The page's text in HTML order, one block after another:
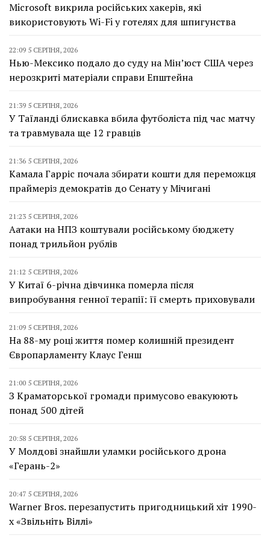
Microsoft викрила російських хакерів, які
використовують Wi-Fi у готелях для шпигунства
22:09 5 СЕРПНЯ, 2026
Нью-Мексико подало до суду на Мін’юст США через
нерозкриті матеріали справи Епштейна
21:39 5 СЕРПНЯ, 2026
У Таїланді блискавка вбила футболіста під час матчу
та травмувала ще 12 гравців
21:36 5 СЕРПНЯ, 2026
Камала Гарріс почала збирати кошти для переможця
праймеріз демократів до Сенату у Мічигані
21:23 5 СЕРПНЯ, 2026
Аатаки на НПЗ коштували російському бюджету
понад трильйон рублів
21:12 5 СЕРПНЯ, 2026
У Китаї 6-річна дівчинка померла після
випробування генної терапії: її смерть приховували
21:09 5 СЕРПНЯ, 2026
На 88-му році життя помер колишній президент
Європарламенту Клаус Генш
21:00 5 СЕРПНЯ, 2026
З Краматорської громади примусово евакуюють
понад 500 дітей
20:58 5 СЕРПНЯ, 2026
У Молдові знайшли уламки російського дрона
«Герань-2»
20:47 5 СЕРПНЯ, 2026
Warner Bros. перезапустить пригодницький хіт 1990-
х «Звільніть Віллі»